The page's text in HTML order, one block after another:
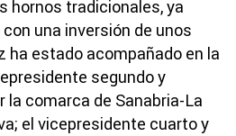
hornos tradicionales, ya
una inversión de unos
ha estado acompañado en la
segundo y
la comarca de Sanabria-La
el vicepresidente cuarto y